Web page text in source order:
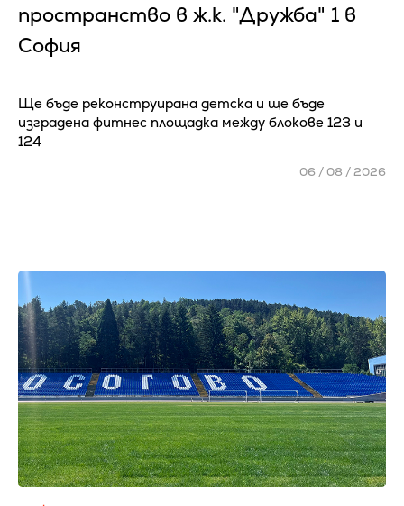
пространство в ж.к. "Дружба" 1 в
София
Ще бъде реконструирана детска и ще бъде
изградена фитнес площадка между блокове 123 и
124
06 / 08 / 2026